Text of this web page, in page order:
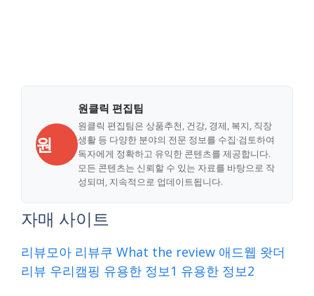
원
원클릭 편집팀
원클릭 편집팀은 상품추천, 건강, 경제, 복지, 직장
생활 등 다양한 분야의 전문 정보를 수집·검토하여
독자에게 정확하고 유익한 콘텐츠를 제공합니다.
모든 콘텐츠는 신뢰할 수 있는 자료를 바탕으로 작
성되며, 지속적으로 업데이트됩니다.
자매 사이트
리뷰모아 리뷰쿠 What the review 애드웹 왓더
리뷰 우리캠핑 유용한 정보1 유용한 정보2